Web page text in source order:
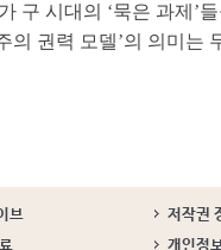
구 시대의 ‘묵은 과제’
의 권력 모델’의 의미는
브
저작권
개인정